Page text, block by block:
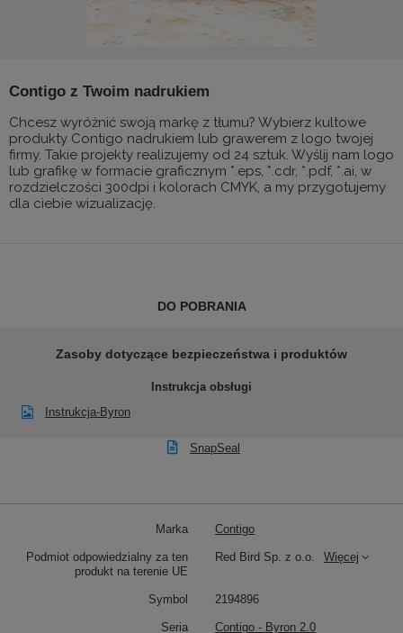
Contigo z Twoim nadrukiem
Chcesz wyróżnić swoją markę z tłumu? Wybierz kultowe
produkty Contigo nadrukiem lub grawerem z logo twojej
firmy. Takie projekty realizujemy od 24 sztuk. Wyślij nam logo
lub grafikę w formacie graficznym *.eps, *.cdr, *.pdf, *.ai, w
rozdzielczości 300dpi i kolorach CMYK, a my przygotujemy
dla ciebie wizualizację.
DO POBRANIA
Zasoby dotyczące bezpieczeństwa i produktów
Instrukcja obsługi
Instrukcja-Byron
SnapSeal
Marka Contigo
Podmiot odpowiedzialny za ten
produkt na terenie UE
Red Bird Sp. z o.o. Więcej
Symbol 2194896
Seria Contigo - Byron 2.0